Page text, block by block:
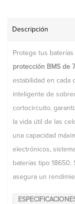
Descripción
Protege tus
protección BMS de
estabilidad en cada
inteligente de
cortocircuito,
la vida útil de las
una capacidad
electrónicos,
baterías tipo 18650.
asegura un